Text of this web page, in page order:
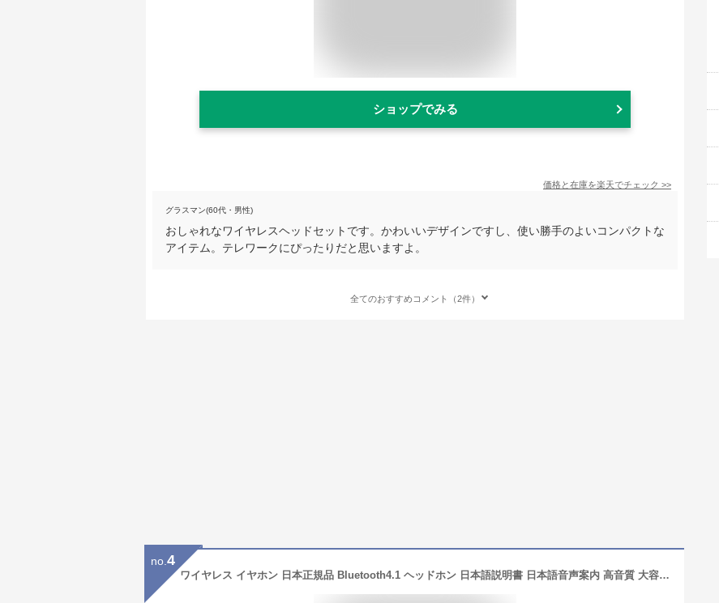
ショップでみる
価格と在庫を楽天でチェック >>
グラスマン(60代・男性)
おしゃれなワイヤレスヘッドセットです。かわいいデザインですし、使い勝手のよいコンパクトな
アイテム。テレワークにぴったりだと思いますよ。
全てのおすすめコメント（2件）
no. 4
ワイヤレス イヤホン 日本正規品 Bluetooth4.1 ヘッドホン 日本語説明書 日本語音声案内 高音質 大容量バッテリー 搭載 連続通話28時間 マイク内蔵 両耳 片耳 対応 軽量 ブルートゥース ヘッドセット ノイズキャンセリング iPhone Android スマホ 対応 送料無料 COOPO CP-K1